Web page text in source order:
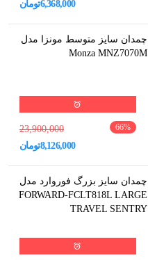
6,368,000تومان
چمدان سایز متوسط مونزا مدل
Monza MNZ7070M
66%
23,900,000
8,126,000تومان
چمدان سایز بزرگ فوروارد مدل
FORWARD-FCLT818L LARGE
TRAVEL SENTRY